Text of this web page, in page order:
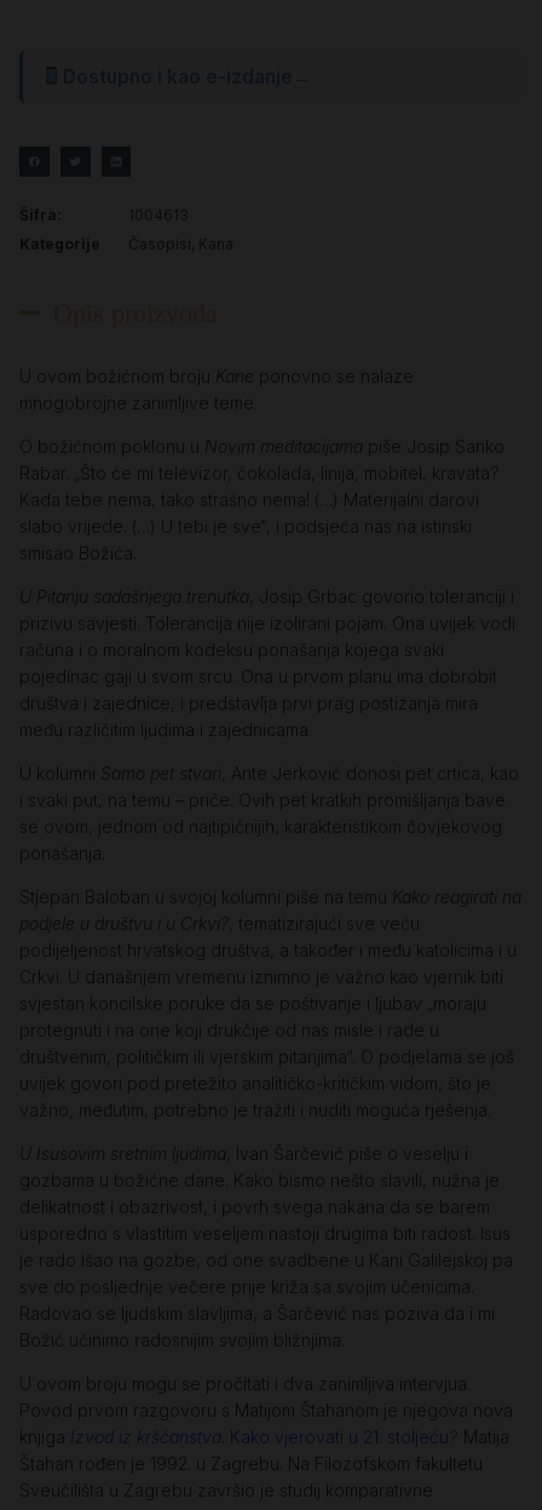
Šifra:
1004613
Kategorije
Časopisi Kana
U ovom božićnom broju Kane
ponovno se nalaze
mnogobrojne zanimljive teme.
O božićnom poklonu u Novim meditacijama piše Josip Sanko
Rabar. „Što će mi televizor, čokolada, linija, mobitel, kravata?
Kada tebe nema, tako strašno nema! (…) Materijalni darovi
slabo vrijede. (…) U tebi je sve“, i podsjeća nas na istinski
smisao Božića.
U Pitanju sadašnjega trenutka , Josip Grbac govorio toleranciji i
prizivu savjesti. Tolerancija nije izolirani pojam. Ona uvijek vodi
računa i o moralnom kodeksu ponašanja kojega svaki
pojedinac gaji u svom srcu. Ona u prvom planu ima dobrobit
društva i zajednice, i predstavlja prvi prag postizanja mira
među različitim ljudima i zajednicama.
U kolumni Samo pet stvari
, Ante Jerković donosi pet crtica, kao
i svaki put, na temu – priče. Ovih pet kratkih promišljanja bave
se ovom, jednom od najtipičnijih, karakteristikom čovjekovog
ponašanja.
Stjepan Baloban u svojoj kolumni piše na temu Kako reagirati na
podjele u društvu i u Crkvi?
, tematizirajući sve veću
podijeljenost hrvatskog društva, a također i među katolicima i u
Crkvi. U današnjem vremenu iznimno je važno kao vjernik biti
svjestan koncilske poruke da se poštivanje i ljubav „moraju
protegnuti i na one koji drukčije od nas misle i rade u
društvenim, političkim ili vjerskim pitanjima“. O podjelama se još
uvijek govori pod pretežito analitičko-kritičkim vidom, što je
važno, međutim, potrebno je tražiti i nuditi moguća rješenja.
U Isusovim sretnim ljudima , Ivan Šarčević piše o veselju i
gozbama u božićne dane. Kako bismo nešto slavili, nužna je
delikatnost i obazrivost, i povrh svega nakana da se barem
usporedno s vlastitim veseljem nastoji drugima biti radost. Isus
je rado išao na gozbe, od one svadbene u Kani Galilejskoj pa
sve do posljednje večere prije križa sa svojim učenicima.
Radovao se ljudskim slavljima, a Šarčević nas poziva da i mi
Božić učinimo radosnijim svojim bližnjima.
U ovom broju mogu se pročitati i dva zanimljiva intervjua.
Povod prvom razgovoru s Matijom Štahanom je njegova nova
knjiga Izvod iz kršćanstva . Kako vjerovati u 21. stoljeću? Matija
Štahan rođen je 1992. u Zagrebu. Na Filozofskom fakultetu
Sveučilišta u Zagrebu završio je studij komparativne